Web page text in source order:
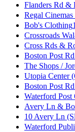
Flanders Rd &
Regal
Bob's Clothing
Crossroads
Cross Rds &
Boston Post
The Shops /
Utopia Center
Boston Post
Waterford
Avery Ln &
10 Avery Ln
Waterford